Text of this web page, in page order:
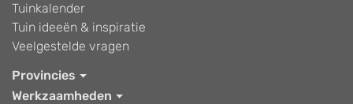
Tuinkalender
Tuin ideeën & inspiratie
Veelgestelde vragen
Provincies
Werkzaamheden